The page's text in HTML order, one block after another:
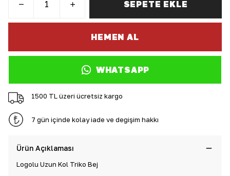
SEPETE EKLE
HEMEN AL
WHATSAPP
1500 TL üzeri ücretsiz kargo
7 gün içinde kolay iade ve değişim hakkı
Ürün Açıklaması
Logolu Uzun Kol Triko Bej